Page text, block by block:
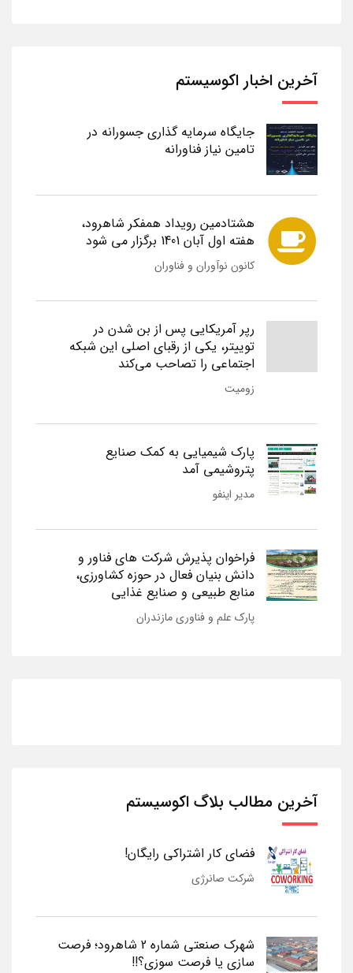
آخرین اخبار اکوسیستم
جایگاه سرمایه گذاری جسورانه در
تامین نیاز فناورانه
هشتادمین رویداد همفکر شاهرود،
هفته اول آبان 1401 برگزار می شود
کانون نوآوران و فناوران
رپر آمریکایی پس از بن شدن در
توییتر، یکی از رقبای اصلی این شبکه
اجتماعی را تصاحب می‌کند
زومیت
پارک شیمیایی به کمک صنایع
پتروشیمی آمد
مدیر اینفو
فراخوان پذیرش شرکت های فناور و
دانش بنیان فعال در حوزه کشاورزی،
منابع طبیعی و صنایع غذایی
پارک علم و فناوری مازندران
آخرین مطالب بلاگ اکوسیستم
فضای کار اشتراکی رایگان!
شرکت صانرژی
شهرک صنعتی شماره 2 شاهرود؛ فرصت
سازی یا فرصت سوزی؟!!